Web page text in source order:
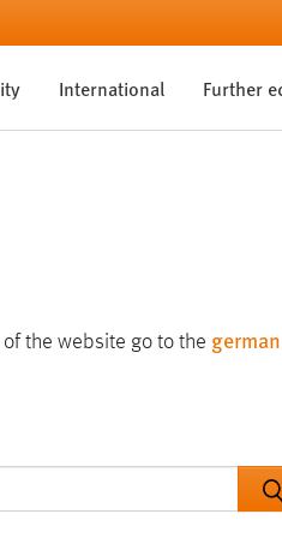
International Further
of the website go to the